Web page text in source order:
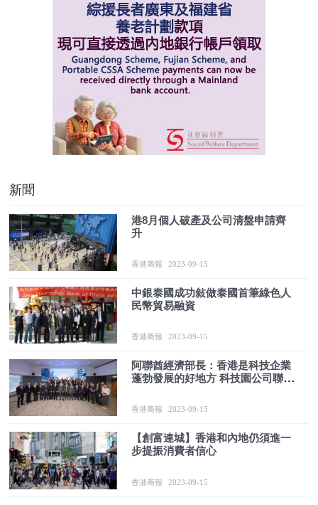
新聞
港8月個人破產及公司清盤申請齊
升
香港商報 2023-09-15
中銀泰國成功敍做泰國首筆綠色人
民幣貿易融資
香港商報 2023-09-15
阿聯酋經濟部長：香港是科技企業
蓬勃發展的好地方 科技園公司聯繫
香港商報 2023-09-15
【創富連城】香港和內地仍須進一
步提振消費者信心
香港商報 2023-09-15